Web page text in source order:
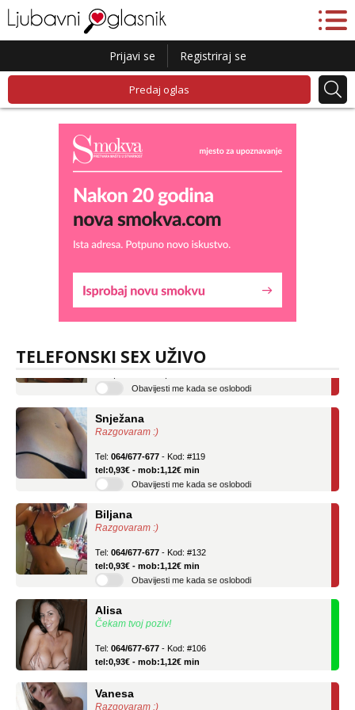
Prijavi se Registriraj se
Predaj oglas
TELEFONSKI SEX UŽIVO
Tel:064/677-677 - Kod: #04
tel:0,93€ - mob:1,12€ min
Obavijesti me kada se oslobodi
Razgovaram :)
tel:0,93€ - mob:1,12€ min
Obavijesti me kada se oslobodi
Razgovaram :)
tel:0,93€ - mob:1,12€ min
Obavijesti me kada se oslobodi
Čekam tvoj poziv!
tel:0,93€ - mob:1,12€ min
Razgovaram :)